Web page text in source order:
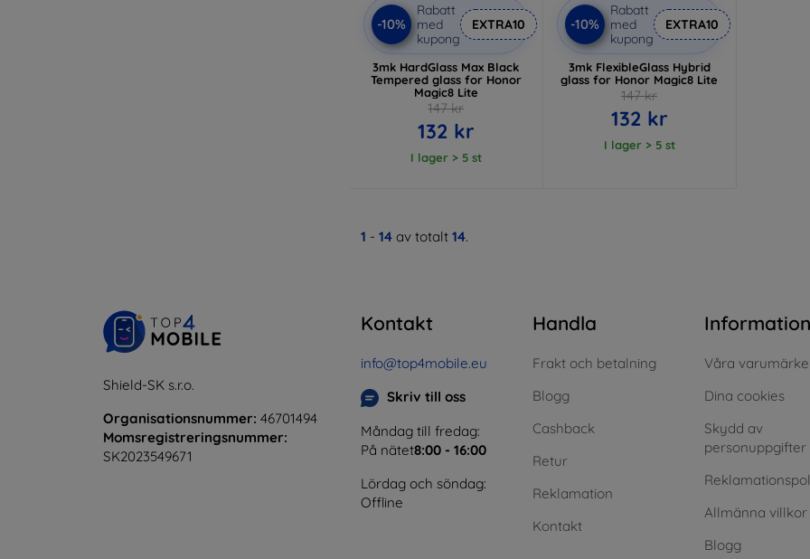
-10%
Rabatt
med
kupong
EXTRA10
3mk HardGlass Max Black
Tempered glass for Honor
Magic8 Lite
147 kr
132 kr
I lager > 5 st
-10%
Rabatt
med
kupong
EXTRA10
3mk FlexibleGlass Hybrid
glass for Honor Magic8 Lite
147 kr
132 kr
I lager > 5 st
1 - 14 av totalt 14.
Shield-SK s.r.o.
Organisationsnummer: 46701494
Momsregistreringsnummer:
SK2023549671
Kontakt
info@top4mobile.eu
Skriv till oss
Måndag till fredag:
På nätet8:00 - 16:00
Lördag och söndag:
Offline
Handla
Frakt och betalning
Blogg
Cashback
Retur
Reklamation
Kontakt
Information
Våra
Dina cookies
Skydd av
personuppgifter
Allmänna villkor
Blogg